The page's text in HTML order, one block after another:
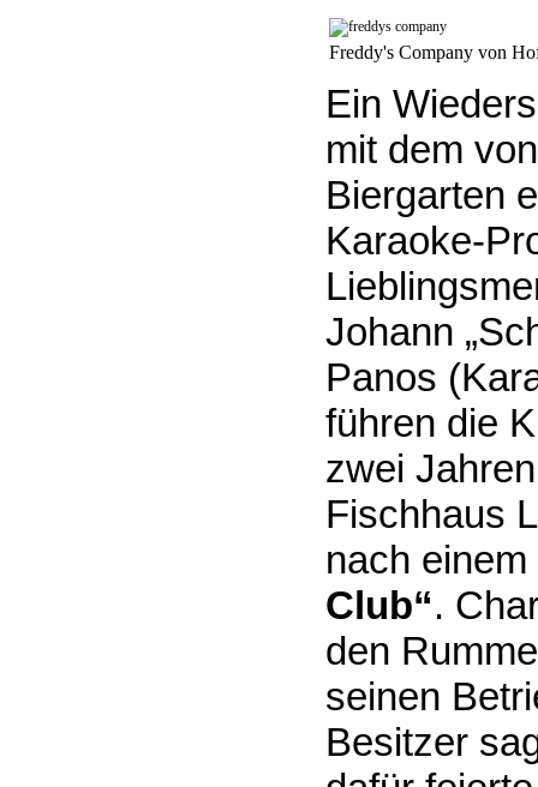
Freddy's Company von
Ein
mit dem
Biergarten
Karaoke-
Johann
Panos
führen die
zwei
Fischhaus
nach
Club“.
den
seinen
Besitzer